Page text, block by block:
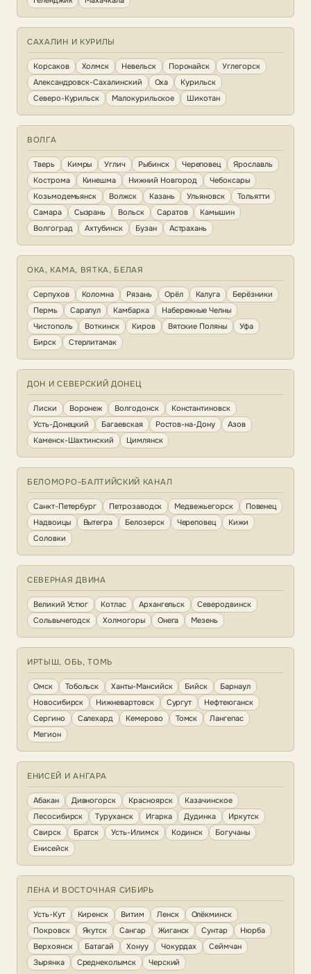
САХАЛИН И КУРИЛЫ
Корсаков Холмск Невельск Поронайск
Углегорск
Александровск-Сахалинский
Оха
Курильск
Северо-Курильск
Малокурильское Шикотан
ВОЛГА
Тверь Кимры Углич Рыбинск Череповец
Ярославль
Кострома
Кинешма Нижний Новгород
Чебоксары
Козьмодемьянск
Волжск Казань Ульяновск
Тольятти
Самара
Сызрань Вольск Саратов
Камышин
Волгоград
Ахтубинск Бузан Астрахань
ОКА, КАМА, ВЯТКА, БЕЛАЯ
Серпухов Коломна Рязань Орёл Калуга
Берёзники
Пермь
Сарапул Камбарка
Набережные Челны
Чистополь
Воткинск Киров Вятские Поляны
Уфа
Бирск
Стерлитамак
ДОН И СЕВЕРСКИЙ ДОНЕЦ
Лиски Воронеж Волгодонск
Константиновск
Усть-Донецкий
Багаевская Ростов-на-Дону
Азов
Каменск-Шахтинский
Цимлянск
БЕЛОМОРО-БАЛТИЙСКИЙ КАНАЛ
Санкт-Петербург Петрозаводск Медвежьегорск
Повенец
Надвоицы
Вытегра Белозерск Череповец
Кижи
Соловки
СЕВЕРНАЯ ДВИНА
Великий Устюг Котлас Архангельск
Северодвинск
Сольвычегодск
Холмогоры Онега Мезень
ИРТЫШ, ОБЬ, ТОМЬ
Омск Тобольск Ханты-Мансийск Бийск
Барнаул
Новосибирск
Нижневартовск Сургут
Нефтеюганск
Сергино
Салехард Кемерово Томск
Лангепас
Мегион
ЕНИСЕЙ И АНГАРА
Абакан Дивногорск Красноярск
Казачинское
Лесосибирск
Туруханск Игарка Дудинка
Иркутск
Свирск
Братск Усть-Илимск Кодинск
Богучаны
Енисейск
ЛЕНА И ВОСТОЧНАЯ СИБИРЬ
Усть-Кут Киренск Витим Ленск
Олёкминск
Покровск
Якутск Сангар Жиганск Сунтар
Нюрба
Верхоянск
Батагай Хонуу Чокурдах
Сеймчан
Зырянка
Среднеколымск Черский